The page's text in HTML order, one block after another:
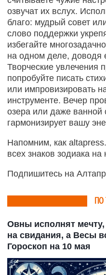
озвучат их вслух.
благо: мудрый совет
слово поддержки
избегайте
на одном деле, доводя
Творческие увлечения
попробуйте писать
или импровизировать
инструменте. Вечер
озера или даже ванной
гармонизирует вашу
Напомним, как
всех знаков зодиака
Подпишитесь на
ПО
Овны исполнят
на свидания, а Весы
Гороскоп на 10 мая